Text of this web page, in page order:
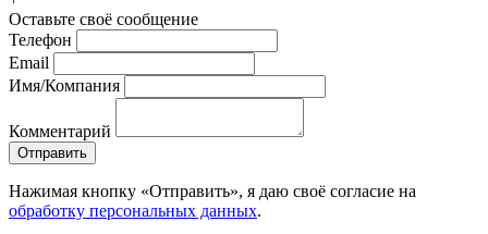
Оставьте своё сообщение
Телефон
Email
Имя/Компания
Комментарий
Отправить
Нажимая кнопку «Отправить», я даю своё согласие на
обработку персональных данных.